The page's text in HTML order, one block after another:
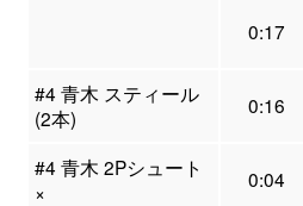
0:17
#4 青木 スティール
(2本)
0:16
#4 青木 2Pシュート
×
0:04